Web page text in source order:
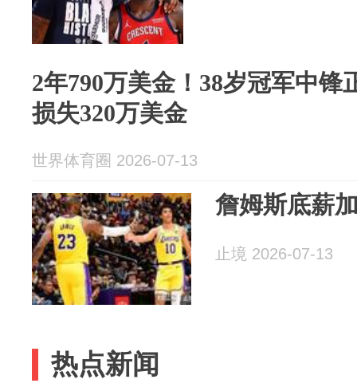
2年790万美金！38岁冠军中锋
损失320万美金
世界体育圈 2026-07-13
詹姆斯底薪
止境 2026-07-13
热点新闻